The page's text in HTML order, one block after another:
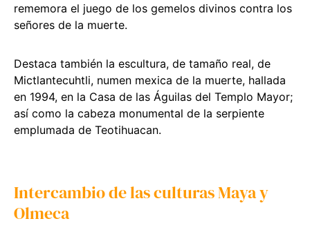
rememora el juego de los gemelos divinos contra los
señores de la muerte.
Destaca también la escultura, de tamaño real, de
Mictlantecuhtli, numen mexica de la muerte, hallada
en 1994, en la Casa de las Águilas del Templo Mayor;
así como la cabeza monumental de la serpiente
emplumada de Teotihuacan.
Intercambio de las culturas Maya y
Olmeca